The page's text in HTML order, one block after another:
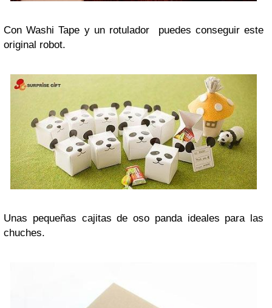
Con Washi Tape y un rotulador puedes conseguir este
original robot.
Unas pequeñas cajitas de oso panda ideales para las
chuches.